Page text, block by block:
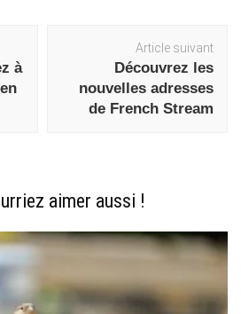
à
Article suivant
Découvrez les
nouvelles adresses
de French Stream
aimer aussi !